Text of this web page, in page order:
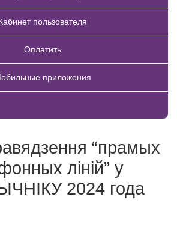
пользователя
Оплатить
приложения
“прамых
ліній” у
2024 года